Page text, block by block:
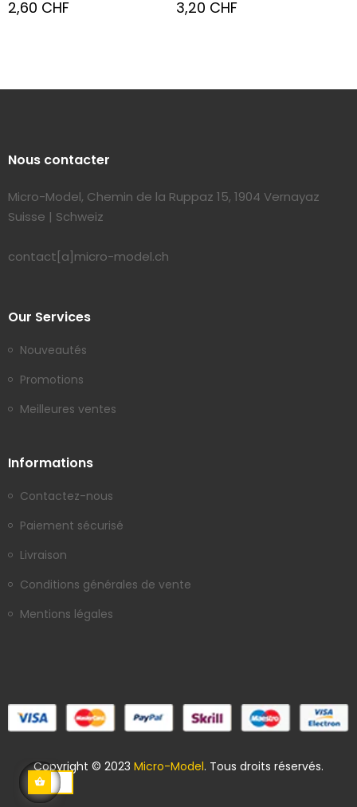
2,60 CHF 3,20 CHF
Nous contacter
Micro-Model, Chemin de la Ruppaz 15, 1904 Vernayaz
Suisse | Schweiz
contact[a]micro-model.ch
Our Services
Nouveautés
Promotions
Meilleures ventes
Informations
Contactez-nous
Paiement sécurisé
Livraison
Conditions générales de vente
Mentions légales
Copyright © 2023 Micro-Model. Tous droits réservés.